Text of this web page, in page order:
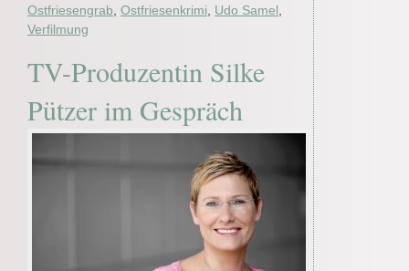
Ostfriesengrab Ostfriesenkrimi Udo Samel
Verfilmung
TV-Produzentin Silke
Pützer im Gespräch